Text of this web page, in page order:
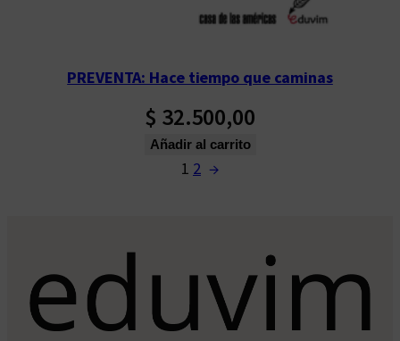
PREVENTA: Hace tiempo que caminas
$ 32.500,00
Añadir al carrito
1 2 →